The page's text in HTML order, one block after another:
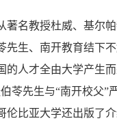
教授杜威、基尔帕
生、南开教育结下
人才全由大学产生
苓先生与“南开校父”
比亚大学还出版了